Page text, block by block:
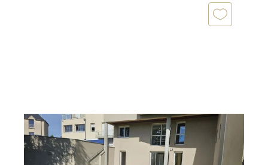
GRANVILLE 50
110,19 m2, 4 pièces
Ref : 41533